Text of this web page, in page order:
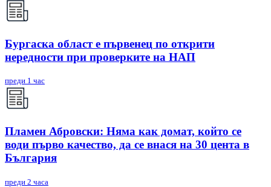
Бургаска област е първенец по открити
нередности при проверките на НАП
преди 1 час
Пламен Абровски: Няма как домат, който се
води първо качество, да се внася на 30 цента в
България
преди 2 часа